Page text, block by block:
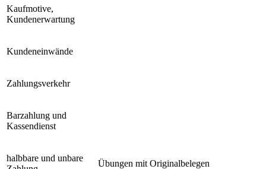
Kaufmotive,
Kundenerwartung
Kundeneinwände
Zahlungsverkehr
Barzahlung und
Kassendienst
halbbare und unbare
Übungen mit Originalbelegen